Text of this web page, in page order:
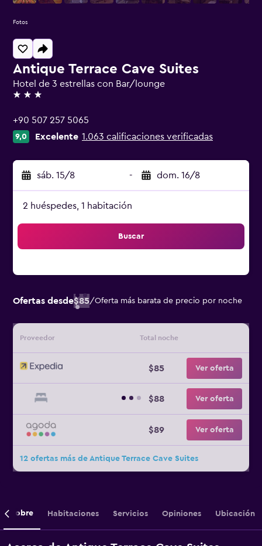
Antique Terrace Cave Suites
Hotel de 3 estrellas con Bar/lounge
3 estrellas
+90 507 257 5065
9,0 Excelente 1.063 calificaciones verificadas
sáb. 15/8 - dom. 16/8
2 huéspedes, 1 habitación
Buscar
Ofertas desde$85/Oferta más barata de precio por noche
Proveedor Total noche
$85 Ver oferta
$88 Ver oferta
$89 Ver oferta
12 ofertas más de Antique Terrace Cave Suites
Fotos
Sobre Habitaciones Servicios Opiniones Ubicación